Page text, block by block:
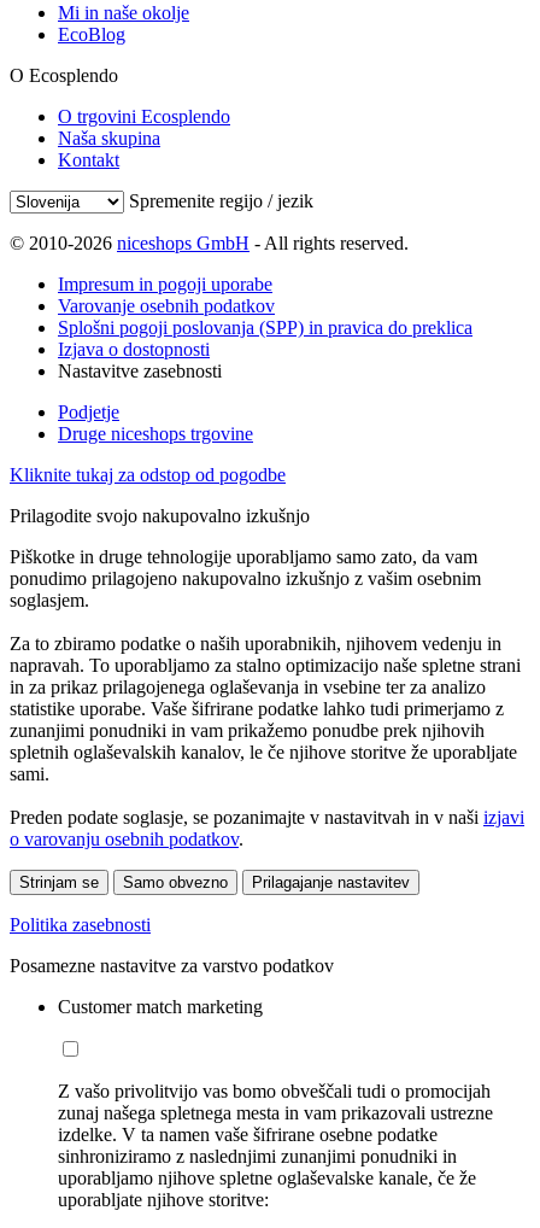
Mi in naše okolje
EcoBlog
O Ecosplendo
O trgovini Ecosplendo
Naša skupina
Kontakt
Spremenite regijo / jezik
© 2010-2026 niceshops GmbH - All rights reserved.
Impresum in pogoji uporabe
Varovanje osebnih podatkov
Splošni pogoji poslovanja (SPP) in pravica do preklica
Izjava o dostopnosti
Nastavitve zasebnosti
Podjetje
Druge niceshops trgovine
Kliknite tukaj za odstop od pogodbe
Prilagodite svojo nakupovalno izkušnjo
Piškotke in druge tehnologije uporabljamo samo zato, da vam
ponudimo prilagojeno nakupovalno izkušnjo z vašim osebnim
soglasjem.
Za to zbiramo podatke o naših uporabnikih, njihovem vedenju in
napravah. To uporabljamo za stalno optimizacijo naše spletne strani
in za prikaz prilagojenega oglaševanja in vsebine ter za analizo
statistike uporabe. Vaše šifrirane podatke lahko tudi primerjamo z
zunanjimi ponudniki in vam prikažemo ponudbe prek njihovih
spletnih oglaševalskih kanalov, le če njihove storitve že uporabljate
sami.
Preden podate soglasje, se pozanimajte v nastavitvah in v naši izjavi
o varovanju osebnih podatkov.
Strinjam se Samo obvezno Prilagajanje nastavitev
Politika zasebnosti
Posamezne nastavitve za varstvo podatkov
Customer match marketing
Z vašo privolitvijo vas bomo obveščali tudi o promocijah
zunaj našega spletnega mesta in vam prikazovali ustrezne
izdelke. V ta namen vaše šifrirane osebne podatke
sinhroniziramo z naslednjimi zunanjimi ponudniki in
uporabljamo njihove spletne oglaševalske kanale, če že
uporabljate njihove storitve: